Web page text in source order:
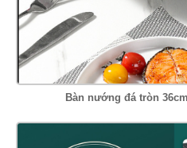
Bàn nướng đá tròn